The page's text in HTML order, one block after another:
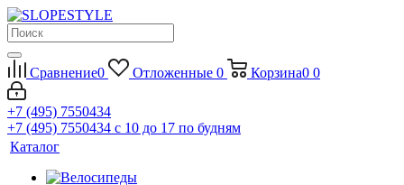
Сравнение0 Отложенные 0 Корзина0 0
+7 (495) 7550434
+7 (495) 7550434 с 10 до 17 по будням
Каталог